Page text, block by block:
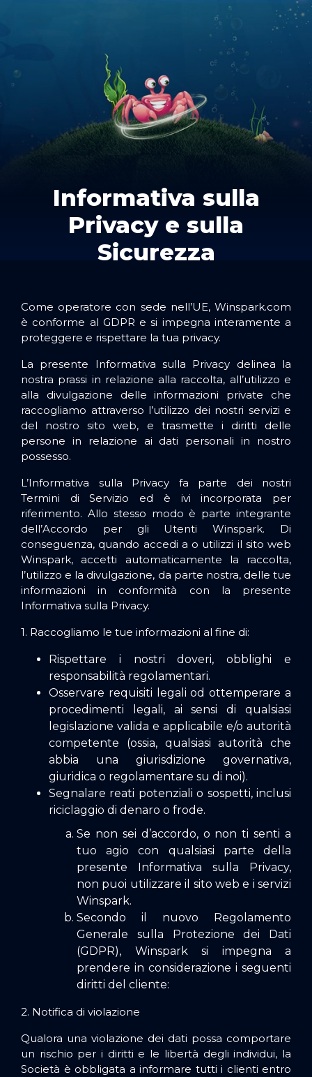
Informativa sulla
Privacy e sulla
Sicurezza
Come operatore con sede nell’UE, Winspark.com
è conforme al GDPR e si impegna interamente a
proteggere e rispettare la tua privacy.
La presente Informativa sulla Privacy delinea la
nostra prassi in relazione alla raccolta, all’utilizzo e
alla divulgazione delle informazioni private che
raccogliamo attraverso l’utilizzo dei nostri servizi e
del nostro sito web, e trasmette i diritti delle
persone in relazione ai dati personali in nostro
possesso.
L’Informativa sulla Privacy fa parte dei nostri
Termini di Servizio ed è ivi incorporata per
riferimento. Allo stesso modo è parte integrante
dell’Accordo per gli Utenti Winspark. Di
conseguenza, quando accedi a o utilizzi il sito web
Winspark, accetti automaticamente la raccolta,
l’utilizzo e la divulgazione, da parte nostra, delle tue
informazioni in conformità con la presente
Informativa sulla Privacy.
1. Raccogliamo le tue informazioni al fine di:
Rispettare i nostri doveri, obblighi e
responsabilità regolamentari.
Osservare requisiti legali od ottemperare a
procedimenti legali, ai sensi di qualsiasi
legislazione valida e applicabile e/o autorità
competente (ossia, qualsiasi autorità che
abbia una giurisdizione governativa,
giuridica o regolamentare su di noi).
Segnalare reati potenziali o sospetti, inclusi
riciclaggio di denaro o frode.
Se non sei d’accordo, o non ti senti a
tuo agio con qualsiasi parte della
presente Informativa sulla Privacy,
non puoi utilizzare il sito web e i servizi
Winspark.
Secondo il nuovo Regolamento
Generale sulla Protezione dei Dati
(GDPR), Winspark si impegna a
prendere in considerazione i seguenti
diritti del cliente:
2. Notifica di violazione
Qualora una violazione dei dati possa comportare
un rischio per i diritti e le libertà degli individui, la
Società è obbligata a informare tutti i clienti entro